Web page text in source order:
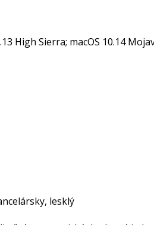
High Sierra; macOS 10.14
lesklý